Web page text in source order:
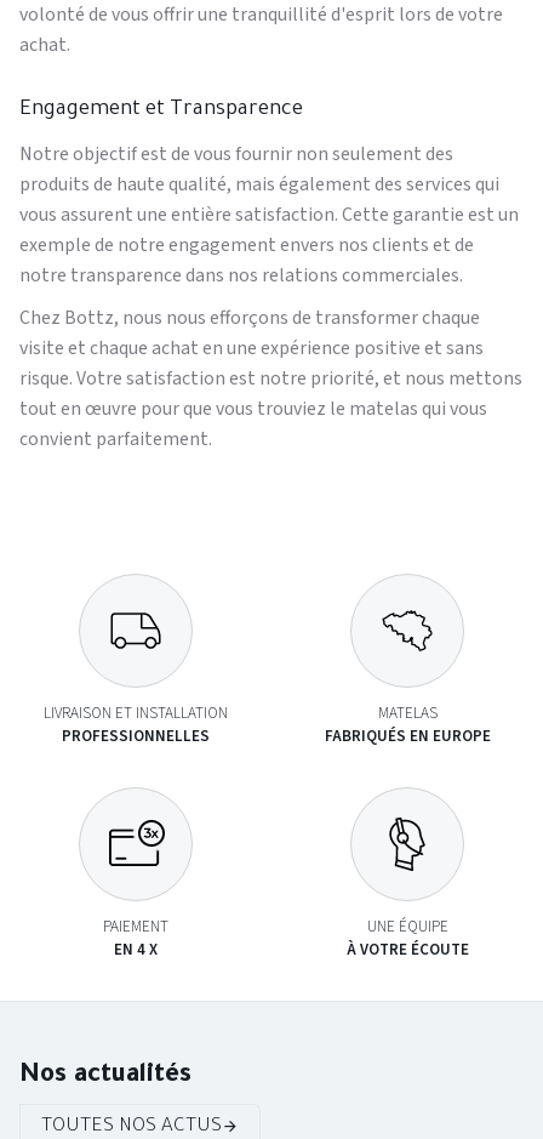
volonté de vous offrir une tranquillité d'esprit lors de votre
achat.
Engagement et Transparence
Notre objectif est de vous fournir non seulement des
produits de haute qualité, mais également des services qui
vous assurent une entière satisfaction. Cette garantie est un
exemple de notre engagement envers nos clients et de
notre transparence dans nos relations commerciales.
Chez Bottz, nous nous efforçons de transformer chaque
visite et chaque achat en une expérience positive et sans
risque. Votre satisfaction est notre priorité, et nous mettons
tout en œuvre pour que vous trouviez le matelas qui vous
convient parfaitement.
LIVRAISON ET INSTALLATION
PROFESSIONNELLES
MATELAS
FABRIQUÉS EN EUROPE
PAIEMENT
EN 4 X
UNE ÉQUIPE
À VOTRE ÉCOUTE
Nos actualités
TOUTES NOS ACTUS